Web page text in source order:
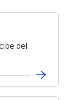
del